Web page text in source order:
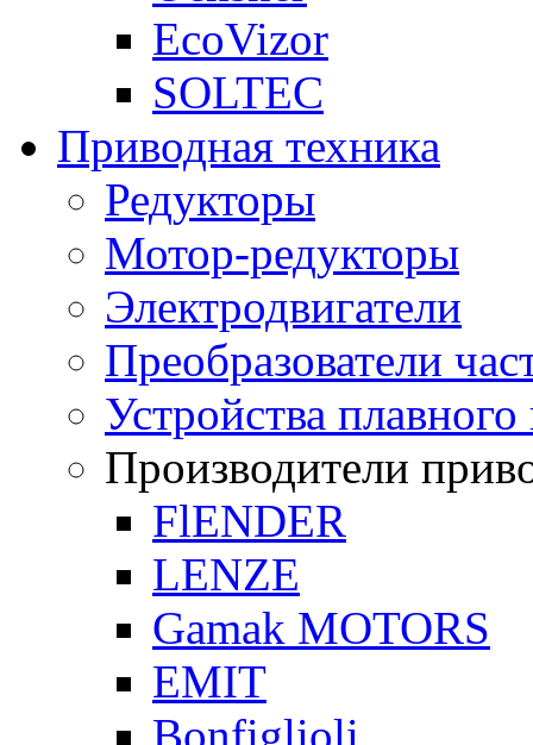
EcoVizor
SOLTEC
Приводная техника
Редукторы
Мотор-редукторы
Электродвигатели
Преобразователи
Устройства плавного
Производители
FlENDER
LENZE
Gamak MOTORS
EMIT